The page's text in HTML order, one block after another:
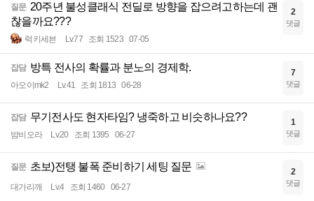
질문 20주년 불성클래식 전딜로 방향을 잡으려고하는데 괜
찮을까요???
럭키세븐 Lv.77 조회 1523 07-05
2
댓글
잡담 방특 전사의 확률과 분노의 경제학.
아오이mk2 Lv.41 조회 1813 06-28
7
댓글
잡담 무기전사도 현자타임? 냉죽하고 비슷하나요??
밤비오라 Lv.20 조회 1395 06-27
1
댓글
질문 초보)전탱 불폭 준비하기 세팅 질문
대가리깨 Lv.4 조회 1460 06-27
2
댓글